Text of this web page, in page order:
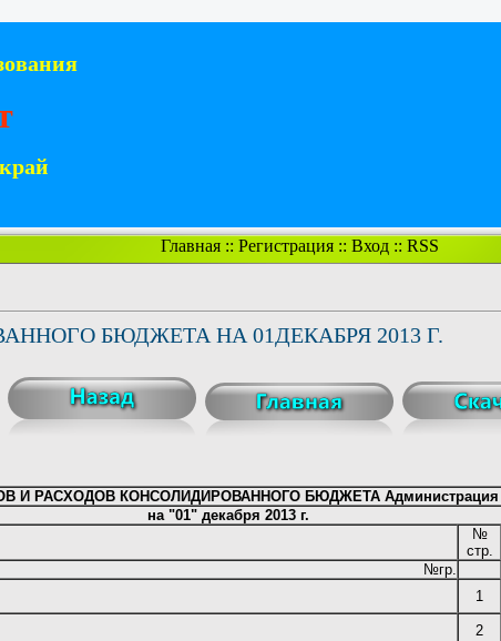
Главная:: Регистрация:: Вход:: RSS
БЮДЖЕТА НА 01ДЕКАБРЯ 2013 Г.
И РАСХОДОВ КОНСОЛИДИРОВАННОГО БЮДЖЕТА Администрация
на "01" декабря 2013 г.
№
стр.
№гр.
1
2